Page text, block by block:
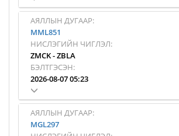
АЯЛЛЫН ДУГААР:
MML851
НИСЛЭГИЙН ЧИГЛЭЛ:
ZMCK-ZBLA
БЭЛТГЭСЭН:
2026-08-07 05:23
АЯЛЛЫН ДУГААР:
MGL297